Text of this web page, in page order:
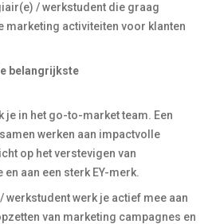
/ werkstudent die graag
marketing activiteiten voor klanten
belangrijkste
je in het go-to-market team. Een
werken aan impactvolle
op het verstevigen van
aan een sterk EY-merk.
werk je actief mee aan
van marketing campagnes en